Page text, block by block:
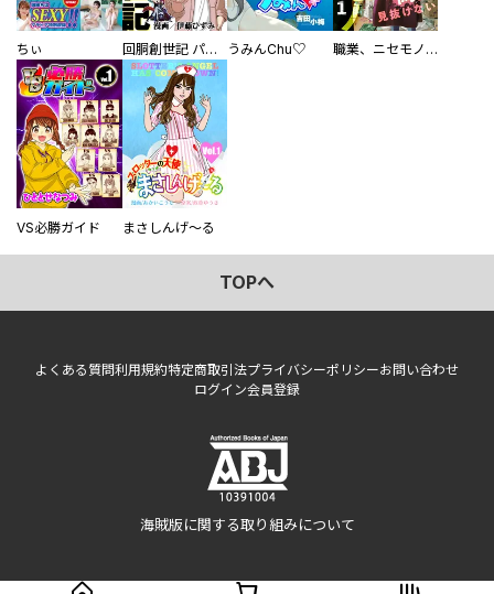
ちぃ 回胴創世記 パチスロを創った男達 うみんChu♡ 職業、ニセモノ～あなたに偽は見抜けない【電子単行本版】
VS必勝ガイド まさしんげ～る
TOPへ
よくある質問利用規約特定商取引法プライバシーポリシーお問い合わせ
ログイン会員登録
海賊版に関する取り組みについて